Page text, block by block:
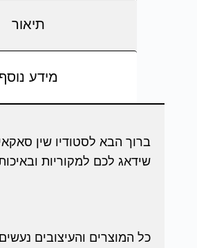
תיאור
מידע נוסף
ברוך הבא לסטודיו שין
שידאג לכם למקוריות
כל המוצרים והעיצובים נעשים